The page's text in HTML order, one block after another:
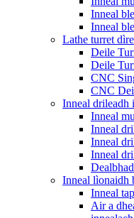
Inneal
Inneal
Lathe turret
Deile
Deile
CNC
CNC
Inneal drileadh
Inneal
Inneal
Inneal
Inneal
Inneal lìonaidh
Inneal
Air a